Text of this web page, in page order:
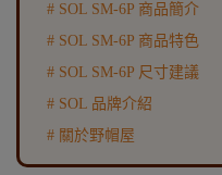
# SOL SM-6P 商品簡介
# SOL SM-6P 商品特色
# SOL SM-6P 尺寸建議
# SOL 品牌介紹
# 關於野帽屋